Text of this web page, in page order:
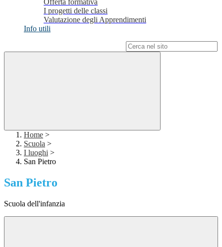
Offerta formativa
I progetti delle classi
Valutazione degli Apprendimenti
Info utili
Home >
Scuola >
I luoghi >
San Pietro
San Pietro
Scuola dell'infanzia